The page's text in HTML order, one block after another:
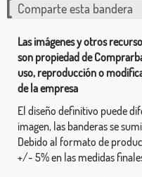
Comparte esta bandera
Las imágenes y otros
son propiedad de
uso, reproducción o
de la empresa
El diseño definitivo puede
imagen, las banderas se
Debido al formato de
+/- 5% en las medidas